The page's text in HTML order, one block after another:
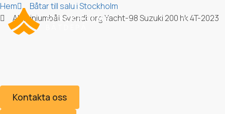
Hem
Båtar till salu i Stockholm
Aluminiumbåt Svendborg Yacht-98 Suzuki 200 hk 4T-2023
Aluminiumbåt Svendborg
Kontakta oss